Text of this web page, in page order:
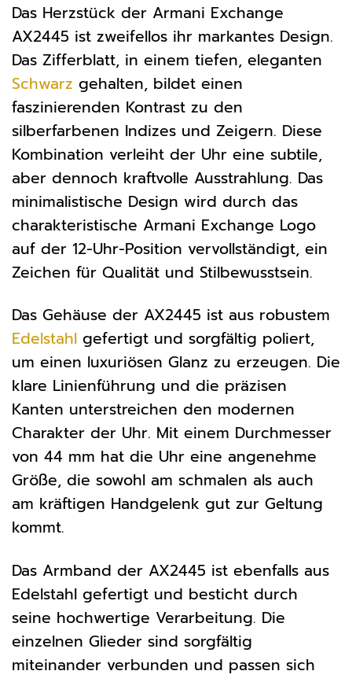
Das Herzstück der Armani Exchange
AX2445 ist zweifellos ihr markantes Design.
Das Zifferblatt, in einem tiefen, eleganten
Schwarz gehalten, bildet einen
faszinierenden Kontrast zu den
silberfarbenen Indizes und Zeigern. Diese
Kombination verleiht der Uhr eine subtile,
aber dennoch kraftvolle Ausstrahlung. Das
minimalistische Design wird durch das
charakteristische Armani Exchange Logo
auf der 12-Uhr-Position vervollständigt, ein
Zeichen für Qualität und Stilbewusstsein.
Das Gehäuse der AX2445 ist aus robustem
Edelstahl gefertigt und sorgfältig poliert,
um einen luxuriösen Glanz zu erzeugen. Die
klare Linienführung und die präzisen
Kanten unterstreichen den modernen
Charakter der Uhr. Mit einem Durchmesser
von 44 mm hat die Uhr eine angenehme
Größe, die sowohl am schmalen als auch
am kräftigen Handgelenk gut zur Geltung
kommt.
Das Armband der AX2445 ist ebenfalls aus
Edelstahl gefertigt und besticht durch
seine hochwertige Verarbeitung. Die
einzelnen Glieder sind sorgfältig
miteinander verbunden und passen sich